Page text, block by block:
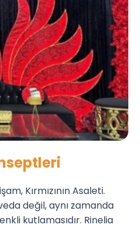
Kırmızının Asaleti.
değil, aynı zamanda
kutlamasıdır. Rinelia